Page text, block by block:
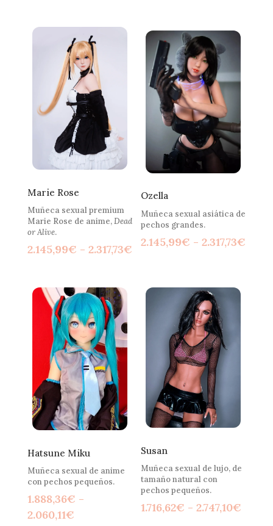
desde
2.145,99€
hasta
2.317,73€
desde
1.888,36€
hasta
2.918,85€
Marie Rose
Muñeca sexual premium
Marie Rose de anime,Dead
or Alive.
2.145,99€ - 2.317,73€Rango
desde
2.145,99€
2.317,73€
Ozella
Muñeca sexual asiática de
pechos grandes.
2.145,99€ - 2.317,73€
Hatsune Miku
Muñeca sexual de anime
con pechos pequeños.
1.888,36€ -
2.060,11€Rango
Susan
Muñeca sexual de lujo, de
tamaño natural con
pechos pequeños.
1.716,62€ - 2.747,10€